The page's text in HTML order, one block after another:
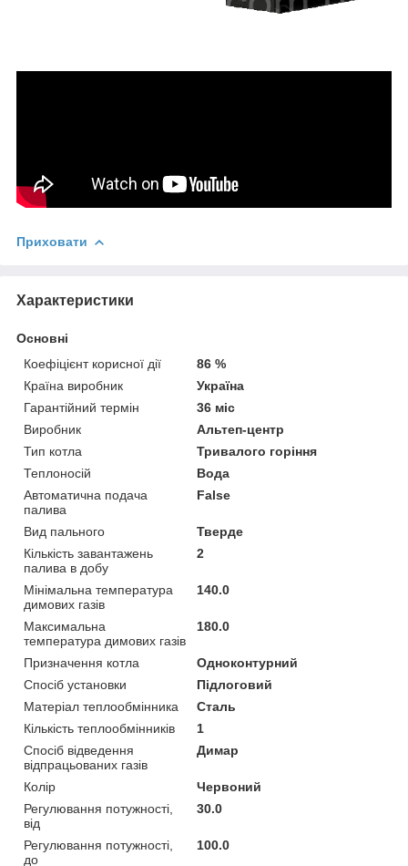
Приховати
Характеристики
Основні
Коефіцієнт корисної дії
86 %
Країна виробник
Україна
Гарантійний термін
36 міс
Виробник
Альтеп-центр
Тип котла
Тривалого горіння
Теплоносій
Вода
Автоматична подача
палива
False
Вид пального
Тверде
Кількість завантажень
палива в добу
2
Мінімальна температура
димових газів
140.0
Максимальна
температура димових газів
180.0
Призначення котла
Одноконтурний
Спосіб установки
Підлоговий
Матеріал теплообмінника
Сталь
Кількість теплообмінників
1
Спосіб відведення
відпрацьованих газів
Димар
Колір
Червоний
Регулювання потужності,
від
30.0
Регулювання потужності,
до
100.0